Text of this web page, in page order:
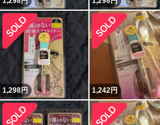
1,298円 1,242円